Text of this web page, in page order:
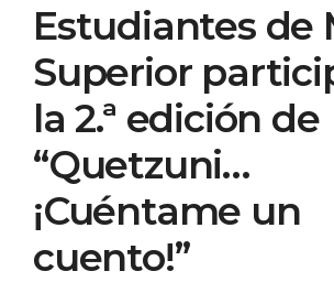
Estudiantes de
Superior
la 2.ª edición de
“Quetzuni…
¡Cuéntame un
cuento!”